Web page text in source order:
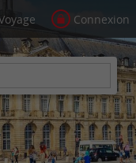
Connexion